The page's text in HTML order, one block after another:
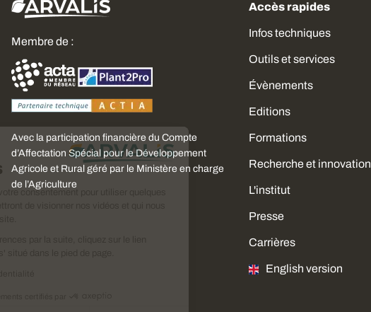
Choisissez
vos cookies
Nous avons besoin de votre consentement pour utiliser quelques
Pour modifier vos préférences par la suite, cliquez sur le lien
Membre de :
Avec la participation financière du Compte
d’Affectation Spécial pour le Développement
Agricole et Rural géré par le Ministère en charge
de l’Agriculture
Accès rapides
Infos techniques
Outils et services
Évènements
Editions
Formations
Recherche et innovation
L'institut
Presse
Carrières
English version